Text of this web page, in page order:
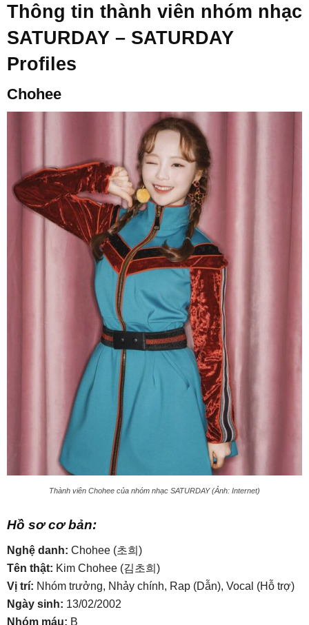
Thông tin thành viên nhóm nhạc
SATURDAY – SATURDAY
Profiles
Chohee
Thành viên Chohee của nhóm nhạc SATURDAY (Ảnh: Internet)
Hồ sơ cơ bản:
Nghệ danh: Chohee (초희)
Tên thật: Kim Chohee (김초희)
Vị trí: Nhóm trưởng, Nhảy chính, Rap (Dẫn), Vocal (Hỗ trợ)
Ngày sinh: 13/02/2002
Nhóm máu: B